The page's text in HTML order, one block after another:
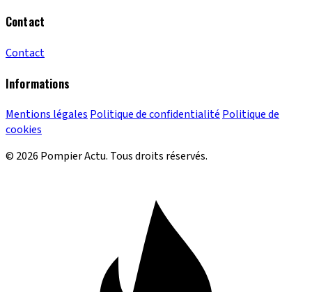
Contact
Contact
Informations
Mentions légales Politique de confidentialité Politique de
cookies
© 2026 Pompier Actu. Tous droits réservés.